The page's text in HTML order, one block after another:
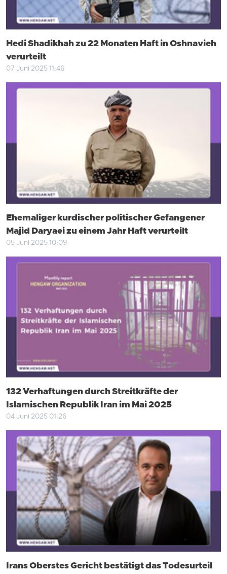
Hedi Shadikhah zu 22 Monaten Haft in Oshnavieh
verurteilt
07 Juni 2025 11:46
Ehemaliger kurdischer politischer Gefangener
Majid Daryaei zu einem Jahr Haft verurteilt
05 Juni 2025 10:09
132 Verhaftungen durch Streitkräfte der
Islamischen Republik Iran im Mai 2025
04 Juni 2025 01:26
Irans Oberstes Gericht bestätigt das Todesurteil